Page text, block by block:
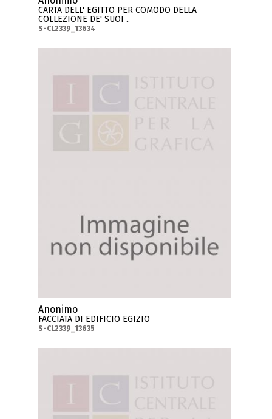
CARTA DELL' EGITTO PER COMODO DELLA
COLLEZIONE DE' SUOI ..
S-CL2339_13634
Anonimo
FACCIATA DI EDIFICIO EGIZIO
S-CL2339_13635